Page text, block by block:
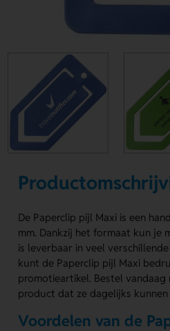
De Paperclip pijl Maxi is een
mm. Dankzij het formaat kun je
is leverbaar in veel
kunt de Paperclip pijl Maxi
promotieartikel. Bestel
product dat ze dagelijks kunnen
Voordelen van de